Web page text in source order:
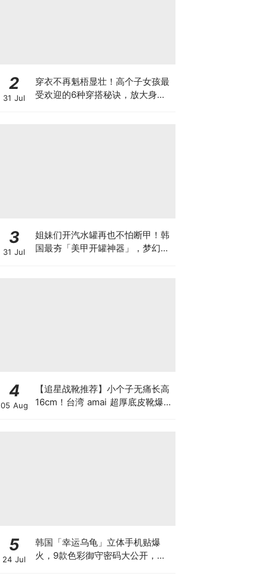
2
31 Jul
穿衣不再魁梧显壮！高个子女孩最
受欢迎的6种穿搭秘诀，放大身高
3
31 Jul
姐妹们开汽水罐再也不怕断甲！韩
国最夯「美甲开罐神器」，梦幻高
4
05 Aug
【追星战靴推荐】小个子无痛长高
16cm！台湾 amai 超厚底皮靴爆
5
24 Jul
韩国「幸运乌龟」立体手机贴爆
火，9款色彩御守密码大公开，